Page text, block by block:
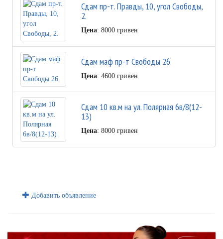
Сдам пр-т. Правды, 10, угол Свободы,
2.
Цена: 8000 гривен
Сдам маф пр-т Свободы 26
Цена: 4600 гривен
Сдам 10 кв.м на ул. Полярная 6в/8(12-
13)
Цена: 8000 гривен
Добавить объявление